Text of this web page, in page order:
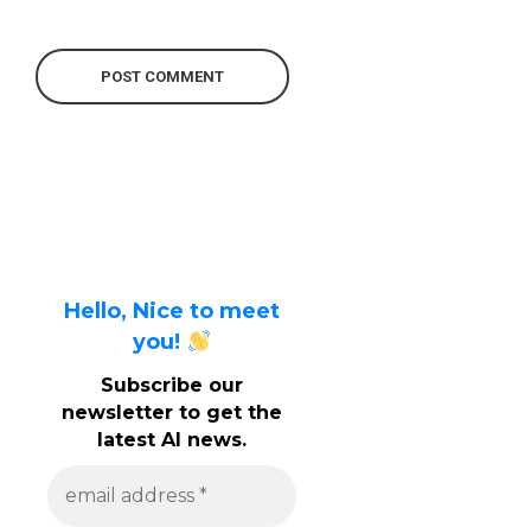
Hello, Nice to meet
you!
Subscribe our
newsletter to get the
latest AI news.